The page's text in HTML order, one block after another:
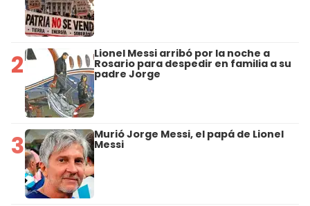
2 Lionel Messi arribó por la noche a
Rosario para despedir en familia a su
padre Jorge
3 Murió Jorge Messi, el papá de Lionel
Messi